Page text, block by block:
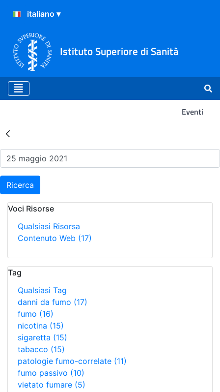
Istituto Superiore di Sanità
Eventi
Risultati della Ricerca -
Ricerca
Voci Risorse
Qualsiasi Risorsa
Contenuto Web (17)
Tag
Qualsiasi Tag
danni da fumo (17)
fumo (16)
nicotina (15)
sigaretta (15)
tabacco (15)
patologie fumo-correlate (11)
fumo passivo (10)
vietato fumare (5)